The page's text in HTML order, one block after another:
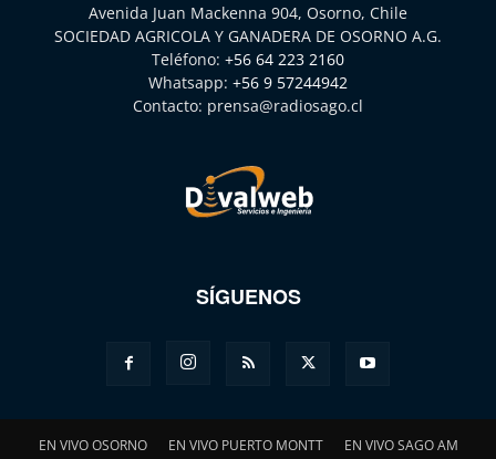
Avenida Juan Mackenna 904, Osorno, Chile
SOCIEDAD AGRICOLA Y GANADERA DE OSORNO A.G.
Teléfono: +56 64 223 2160
Whatsapp: +56 9 57244942
Contacto: prensa@radiosago.cl
SÍGUENOS
EN VIVO OSORNO EN VIVO PUERTO MONTT EN VIVO SAGO AM